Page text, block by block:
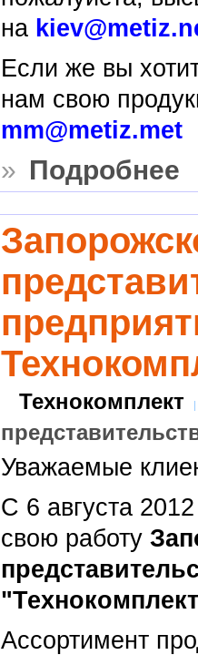
на
Если же вы
нам свою
mm@metiz.met
» Подробнее
Технокомплект
Уважаемые
С 6 августа
свою работу
Ассортимент